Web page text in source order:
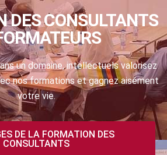
DES CONSULTANTS
un domaine, intellectuels valorisez
nos formations et gagnez aisément
votre vie.
DE LA FORMATION DES
CONSULTANTS